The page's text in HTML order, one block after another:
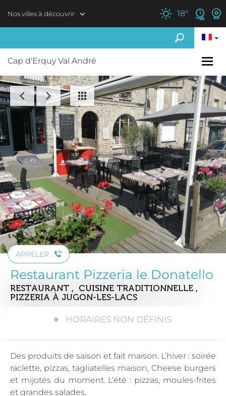
Nos villes à découvrir 18°
Cap d'Erquy Val André
APPELER
Restaurant Pizzeria le Donatello
RESTAURANT , CUISINE TRADITIONNELLE ,
PIZZERIA À JUGON-LES-LACS
HORAIRES NON DÉFINIS
Des produits de saison et fait maison. L’hiver : soirée
raclette, pizzas, tagliatelles maison, Cheese burgers
et mijotés du moment. L’été : pizzas, moules-frites
et grandes salades.